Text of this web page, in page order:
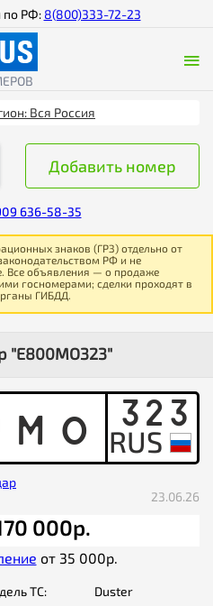
по РФ: 8(800)333-72-23
Вся Россия
Добавить номер
636-58-35
знаков (ГРЗ) отдельно от
РФ и не
Все объявления — о продаже
госномерами; сделки проходят в
ГИБДД.
"Е800МО323"
M O 323
23.06.26
000р.
от 35 000р.
ТС:
Duster